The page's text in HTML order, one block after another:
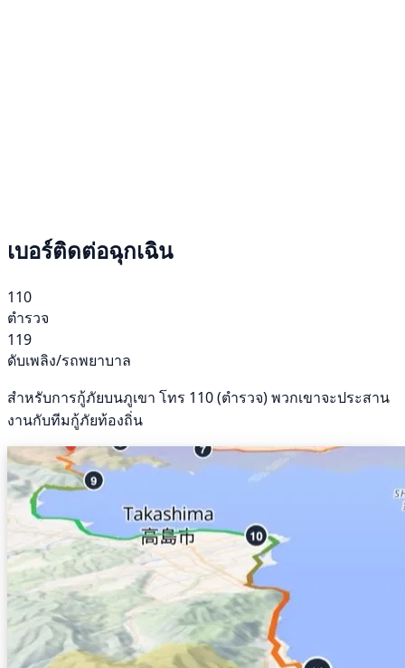
เบอร์ติดต่อฉุกเฉิน
110
ตำรวจ
119
ดับเพลิง/รถพยาบาล
สำหรับการกู้ภัยบนภูเขา โทร 110 (ตำรวจ) พวกเขาจะประสาน
งานกับทีมกู้ภัยท้องถิ่น